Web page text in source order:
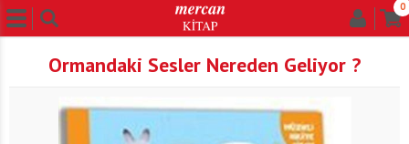
0
Ormandaki Sesler Nereden Geliyor ?